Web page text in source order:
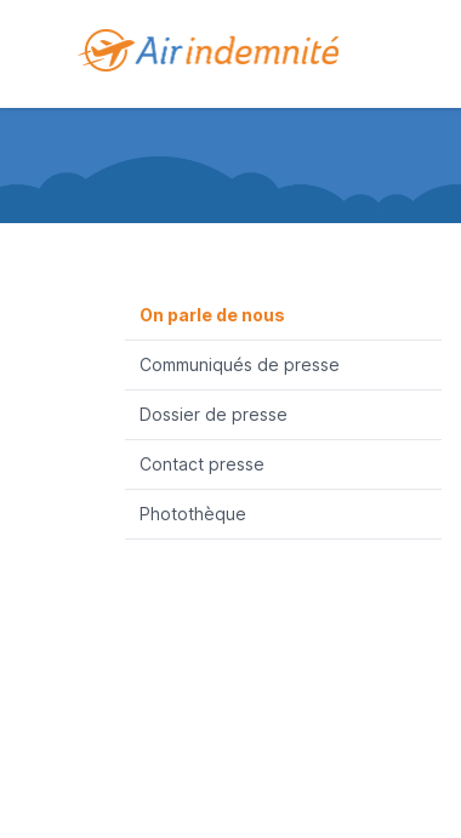
On parle de nous
Communiqués de presse
Dossier de presse
Contact presse
Photothèque